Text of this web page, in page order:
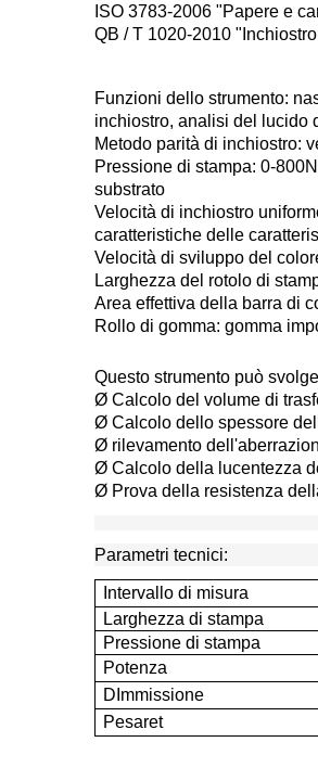
ISO 3783-2006 "Papere e
QB / T 1020-2010
Funzioni dello strumento:
inchiostro, analisi del lucido
Metodo parità di inchiostro:
Pressione di stampa: 0-
substrato
Velocità di inchiostro
caratteristiche delle
Velocità di sviluppo del
Larghezza del rotolo di
Area effettiva della barra di
Rollo di gomma: gomma
Questo strumento può
Ø Calcolo del volume di
Ø Calcolo dello spessore
Ø rilevamento
Ø Calcolo della lucentezza
Ø Prova della resistenza
Parametri tecnici:
Intervallo di misura
Larghezza di stampa
Pressione di stampa
Potenza
D Immissione
Pesaret